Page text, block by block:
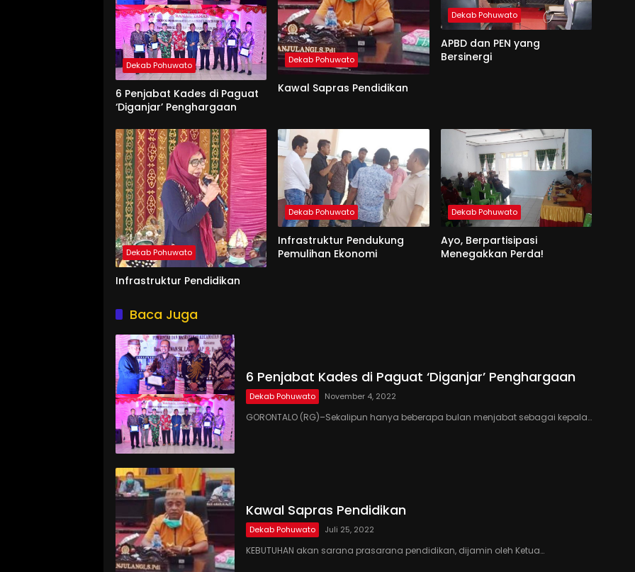
Dekab Pohuwato
6 Penjabat Kades di Paguat
‘Diganjar’ Penghargaan
Dekab Pohuwato
Kawal Sapras Pendidikan
Dekab Pohuwato
APBD dan PEN yang
Bersinergi
Dekab Pohuwato
Infrastruktur Pendidikan
Dekab Pohuwato
Infrastruktur Pendukung
Pemulihan Ekonomi
Dekab Pohuwato
Ayo, Berpartisipasi
Menegakkan Perda!
Baca Juga
6 Penjabat Kades di Paguat ‘Diganjar’ Penghargaan
Dekab Pohuwato November 4, 2022
GORONTALO (RG)–Sekalipun hanya beberapa bulan menjabat sebagai kepala…
Kawal Sapras Pendidikan
Dekab Pohuwato Juli 25, 2022
KEBUTUHAN akan sarana prasarana pendidikan, dijamin oleh Ketua…